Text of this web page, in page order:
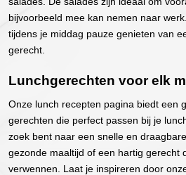
bijvoorbeeld mee kan nemen naar
tijdens je middag pauze genieten van
gerecht.
Lunchgerechten voor elk
Onze lunch recepten pagina biedt een
gerechten die perfect passen bij je
zoek bent naar een snelle en
gezonde maaltijd of een hartig gerecht
verwennen. Laat je inspireren door